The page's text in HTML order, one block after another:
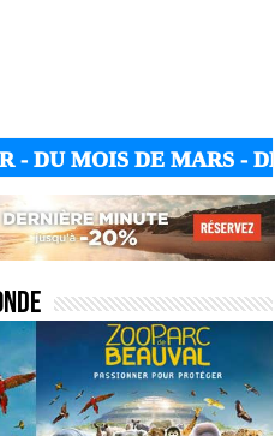
- DU MOIS DE MARS -
UKRAINE-RUSSIE